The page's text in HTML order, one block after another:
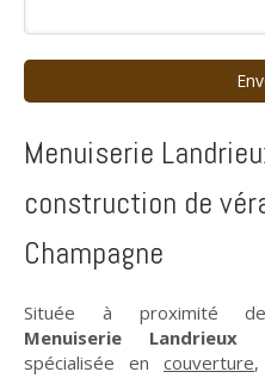
Menuiserie
construction de
Champagne
Située à proximité
Menuiserie Landrieux
spécialisée en couverture,